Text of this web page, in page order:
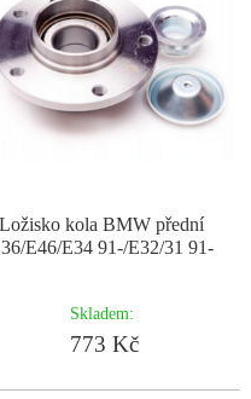
Ložisko kola BMW přední
E46/E34 91-/E32/31 91-
Skladem:
773 Kč